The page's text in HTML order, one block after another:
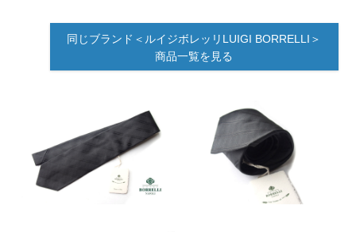
同じブランド＜ルイジボレッリLUIGI BORRELLI＞
商品一覧を見る